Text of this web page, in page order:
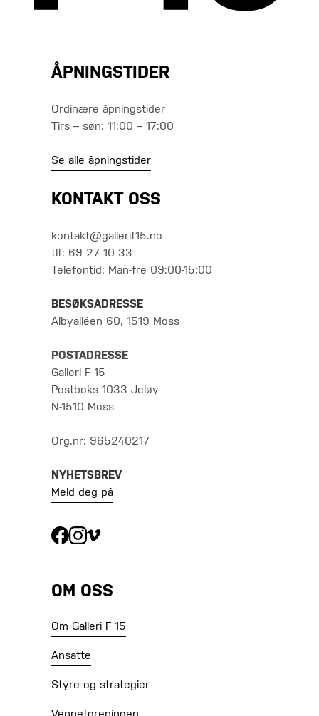
ÅPNINGSTIDER
Ordinære åpningstider
Tirs – søn: 11:00 – 17:00
Se alle åpningstider
KONTAKT OSS
kontakt@gallerif15.no
tlf: 69 27 10 33
Telefontid: Man-fre 09:00-15:00
BESØKSADRESSE
Albyalléen 60, 1519 Moss
POSTADRESSE
Galleri F 15
Postboks 1033 Jeløy
N-1510 Moss
Org.nr: 965240217
NYHETSBREV
Meld deg på
OM OSS
Om Galleri F 15
Ansatte
Styre og strategier